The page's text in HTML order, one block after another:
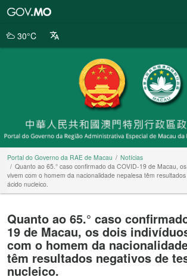
da
30°C
Portal do Governo da RAE de Macau
Notícias
Quanto ao 65.° caso confirmado da COVID-19 de Macau,
vivem com o homem da nacionalidade nepalesa têm
ácido nucleico.
Quanto ao 65.° caso
19 de Macau, os dois
com o homem da
têm resultados negativos de
nucleico.